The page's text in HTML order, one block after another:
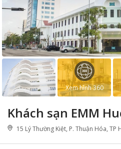
Khách sạn EMM
15 Lý Thường Kiệt, P. Thuận Hóa, TP
Xem hình 360